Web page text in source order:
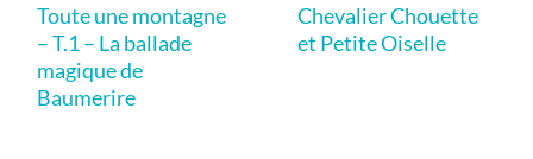
Toute une montagne
– T.1 – La ballade
magique de
Baumerire
Chevalier Chouette
et Petite Oiselle